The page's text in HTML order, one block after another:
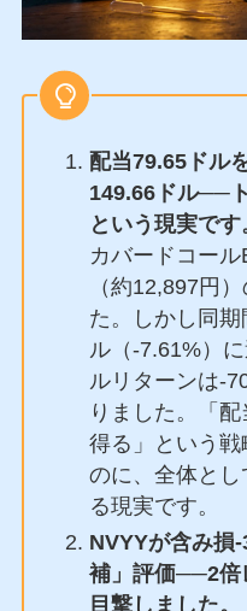
配当79.65ドル
149.66ドル──
という現実です
カバードコー
（約12,897円
た。しかし同
ル（-7.61%）
ルリターンは-
りました。「
得る」という
のに、全体と
る現実です。
NVYYが含み損
補」評価──2倍
目撃しました。